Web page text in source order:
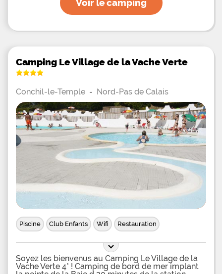
Voir le camping
Camping Le Village de la Vache Verte
Conchil-le-Temple - Nord-Pas de Calais
Piscine Club Enfants Wifi Restauration
Soyez les bienvenus au Camping Le Village de la
Vache Verte 4* ! Camping de bord de mer implant